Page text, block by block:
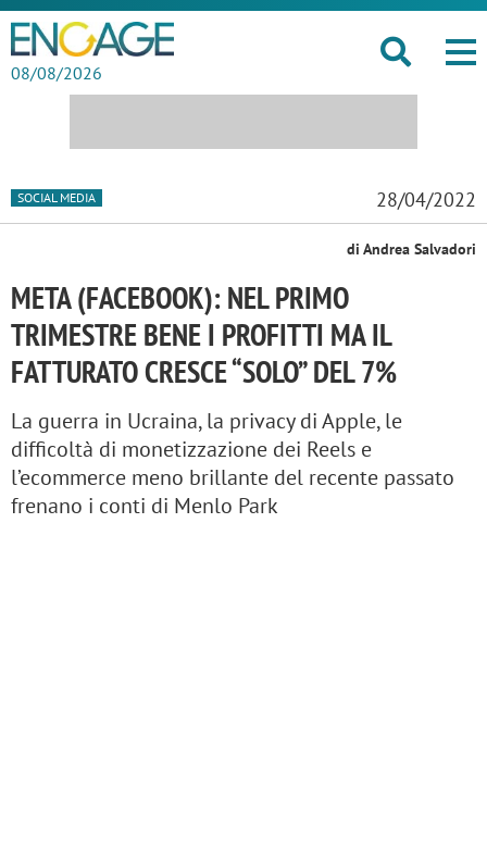
08/08/2026
SOCIAL MEDIA 28/04/2022
di Andrea Salvadori
META (FACEBOOK): NEL PRIMO
TRIMESTRE BENE I PROFITTI MA IL
FATTURATO CRESCE “SOLO” DEL 7%
La guerra in Ucraina, la privacy di Apple, le
difficoltà di monetizzazione dei Reels e
l’ecommerce meno brillante del recente passato
frenano i conti di Menlo Park